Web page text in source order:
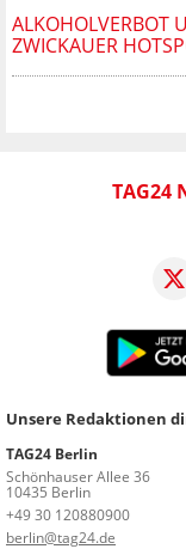
ALKOHOLVERBOT
ZWICKAUER
TAG24
Unsere Redaktionen
TAG24 Berlin
Schönhauser Allee 36
10435 Berlin
+49 30 120880900
berlin@tag24.de